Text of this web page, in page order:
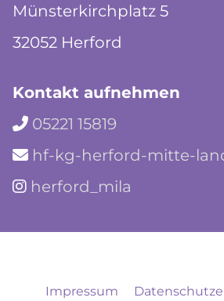
Münsterkirchplatz 5
32052 Herford
Kontakt aufnehmen
 05221 15819
 hf-kg-herford-mitte-
 herford_mila
Impressum